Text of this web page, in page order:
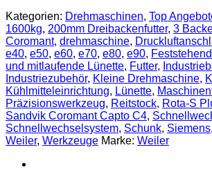
Kategorien: Drehmaschinen, Top
1600kg, 200mm Dreibackenfutter, 3
Coromant, drehmaschine,
e40, e50, e60, e70, e80, e90, Feststehend
und mitlaufende Lünette, Futter,
Industriezubehör, Kleine Drehmaschine,
Kühlmitteleinrichtung, Lünette,
Präzisionswerkzeug, Reitstock, Rota-S
Sandvik Coromant Capto C4,
Schnellwechselsystem, Schunk, Siemens,
Weiler, Werkzeuge Marke: Weiler